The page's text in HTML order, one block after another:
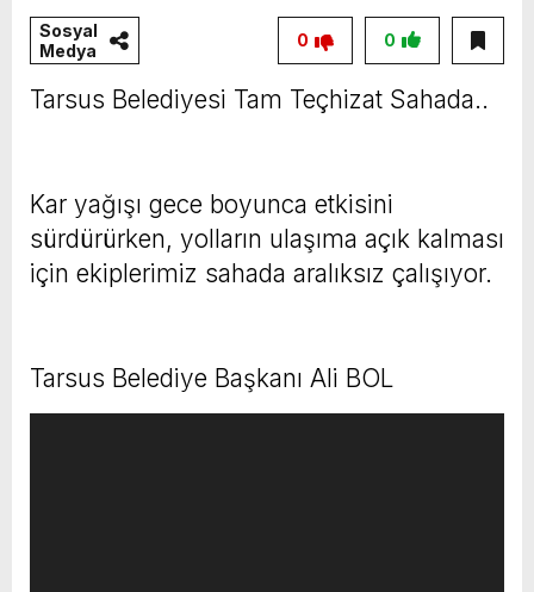
Sosyal
Medya
0
0
Tarsus Belediyesi Tam Teçhizat Sahada..
Kar yağışı gece boyunca etkisini
sürdürürken, yolların ulaşıma açık kalması
için ekiplerimiz sahada aralıksız çalışıyor.
Tarsus Belediye Başkanı Ali BOL